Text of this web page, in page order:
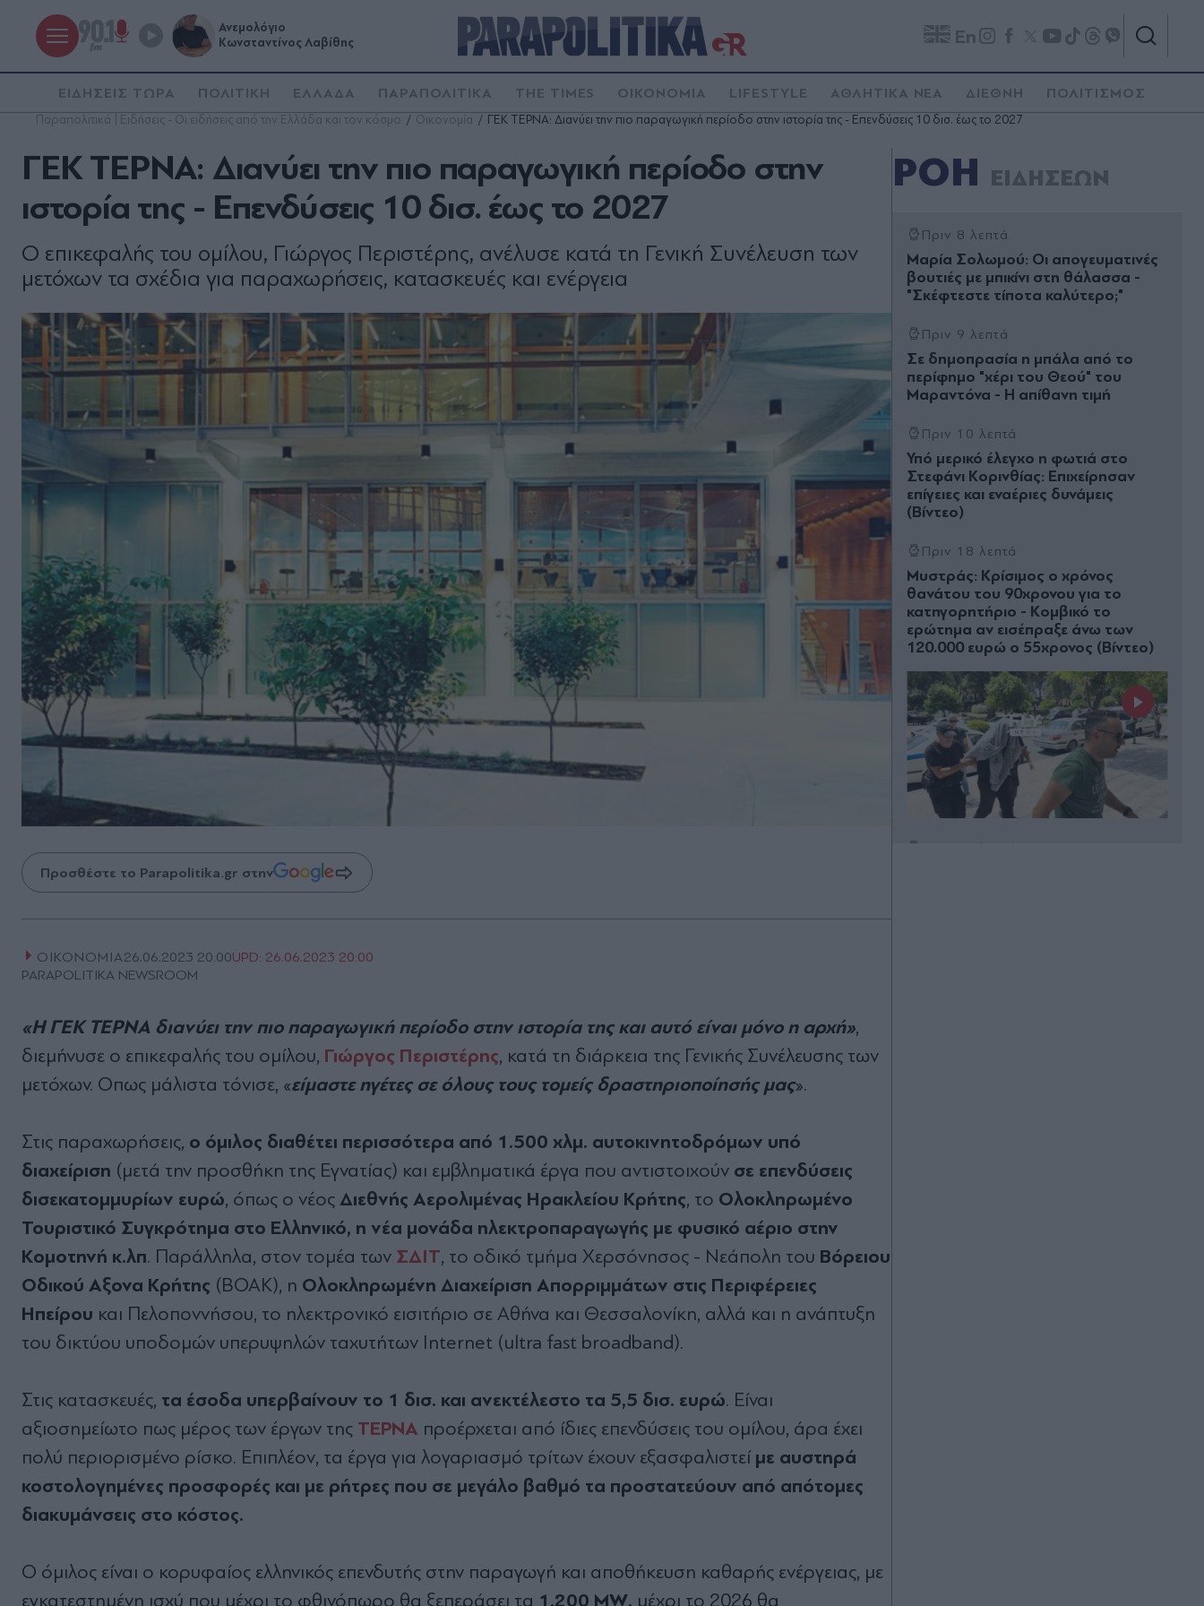
Ανεμολόγιο
Κωνσταντίνος Λαβίθης
En
ΕΙΔΗΣΕΙΣ ΤΩΡΑ ΠΟΛΙΤΙΚΗ ΕΛΛΑΔΑ ΠΑΡΑΠΟΛΙΤΙΚΑ THE TIMES ΟΙΚΟΝΟΜΙΑ LIFESTYLE ΑΘΛΗΤΙΚΑ ΝΕΑ ΔΙΕΘΝΗ ΠΟΛΙΤΙΣΜΟΣ
Παραπολιτικά | Ειδήσεις - Οι ειδήσεις από την Ελλάδα και τον κόσμο Οικονομία ΓΕΚ ΤΕΡΝΑ: Διανύει την πιο παραγωγική περίοδο στην ιστορία της - Επενδύσεις 10 δισ. έως το 2027
ΓΕΚ ΤΕΡΝΑ: Διανύει την πιο παραγωγική περίοδο στην
ιστορία της - Επενδύσεις 10 δισ. έως το 2027
Ο επικεφαλής του οµίλου, Γιώργος Περιστέρης, ανέλυσε κατά τη Γενική Συνέλευση των
µετόχων τα σχέδια για παραχωρήσεις, κατασκευές και ενέργεια
Προσθέστε το Parapolitika.gr στην
ΟΙΚΟΝΟΜΙΑ26.06.2023 20:00UPD: 26.06.2023 20:00
PARAPOLITIKA NEWSROOM
«Η ΓΕΚ ΤΕΡΝΑ διανύει την πιο παραγωγική περίοδο στην ιστορία της και αυτό είναι µόνο η αρχή»,
διεµήνυσε ο επικεφαλής του οµίλου, Γιώργος Περιστέρης, κατά τη διάρκεια της Γενικής Συνέλευσης των
µετόχων. Οπως µάλιστα τόνισε, «είµαστε ηγέτες σε όλους τους τοµείς δραστηριοποίησής µας».
Στις παραχωρήσεις, ο όµιλος διαθέτει περισσότερα από 1.500 χλµ. αυτοκινητοδρόµων υπό
διαχείριση (µετά την προσθήκη της Εγνατίας) και εµβληµατικά έργα που αντιστοιχούν σε επενδύσεις
δισεκατοµµυρίων ευρώ, όπως ο νέος ∆ιεθνής Αερολιµένας Ηρακλείου Κρήτης, το Ολοκληρωµένο
Τουριστικό Συγκρότηµα στο Ελληνικό, η νέα µονάδα ηλεκτροπαραγωγής µε φυσικό αέριο στην
Κοµοτηνή κ.λπ. Παράλληλα, στον τοµέα των Σ∆ΙΤ, το οδικό τµήµα Χερσόνησος - Νεάπολη του Βόρειου
Οδικού Αξονα Κρήτης (ΒΟΑΚ), η Ολοκληρωµένη ∆ιαχείριση Απορριµµάτων στις Περιφέρειες
Ηπείρου και Πελοποννήσου, το ηλεκτρονικό εισιτήριο σε Αθήνα και Θεσσαλονίκη, αλλά και η ανάπτυξη
του δικτύου υποδοµών υπερυψηλών ταχυτήτων Internet (ultra fast broadband).
Στις κατασκευές, τα έσοδα υπερβαίνουν το 1 δισ. και ανεκτέλεστο τα 5,5 δισ. ευρώ. Είναι
αξιοσηµείωτο πως µέρος των έργων της ΤΕΡΝΑ προέρχεται από ίδιες επενδύσεις του οµίλου, άρα έχει
πολύ περιορισµένο ρίσκο. Επιπλέον, τα έργα για λογαριασµό τρίτων έχουν εξασφαλιστεί µε αυστηρά
κοστολογηµένες προσφορές και µε ρήτρες που σε µεγάλο βαθµό τα προστατεύουν από απότοµες
διακυµάνσεις στο κόστος.
Ο όµιλος είναι ο κορυφαίος ελληνικός επενδυτής στην παραγωγή και αποθήκευση καθαρής ενέργειας, µε
εγκατεστηµένη ισχύ που µέχρι το φθινόπωρο θα ξεπεράσει τα 1.200 MW, µέχρι το 2026 θα
ΡΟΗ ΕΙΔΗΣΕΩΝ
Πριν 8 λεπτά
Μαρία Σολωμού: Οι απογευματινές
βουτιές με μπικίνι στη θάλασσα -
"Σκέφτεστε τίποτα καλύτερο;"
Πριν 9 λεπτά
Σε δημοπρασία η μπάλα από το
περίφημο "χέρι του Θεού" του
Μαραντόνα - Η απίθανη τιμή
Πριν 10 λεπτά
Υπό μερικό έλεγχο η φωτιά στο
Στεφάνι Κορινθίας: Επιχείρησαν
επίγειες και εναέριες δυνάμεις
(Βίντεο)
Πριν 18 λεπτά
Μυστράς: Κρίσιμος ο χρόνος
θανάτου του 90χρονου για το
κατηγορητήριο - Κομβικό το
ερώτημα αν εισέπραξε άνω των
120.000 ευρώ ο 55χρονος (Βίντεο)
Πριν 23 λεπτά